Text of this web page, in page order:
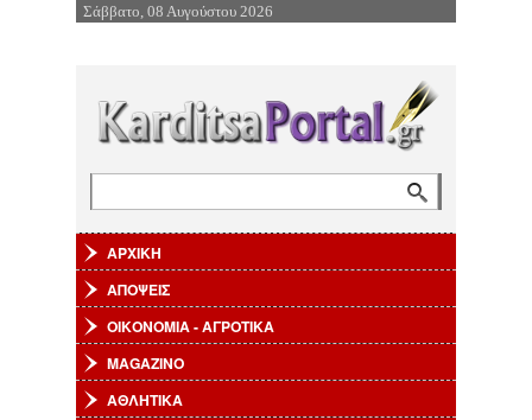
Επιστροφή στην Πλοήγηση
Σάββατο, 08 Αυγούστου 2026
ΑΡΧΙΚΗ
ΑΠΟΨΕΙΣ
ΟΙΚΟΝΟΜΙΑ - ΑΓΡΟΤΙΚΑ
MAGAZINO
ΑΘΛΗΤΙΚΑ